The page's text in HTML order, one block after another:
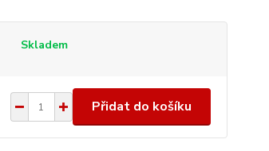
Skladem
Přidat do košíku